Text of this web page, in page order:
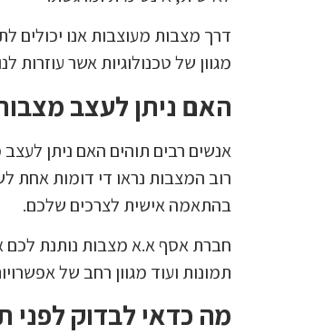
דרך מצבות מעוצבות אנו יכולים
מגוון של טכנולוגיות אשר
האם ניתן לעצב
אנשים רבים תוהים האם ניתן
רוב המצבות נראו די דומות אחת
בהתאמה אישית לצרכים שלכם.
חברת אסף א.א מצבות נותנת לכם
תמונות ועוד מגוון רחב של
מה כדאי לבדוק לפני